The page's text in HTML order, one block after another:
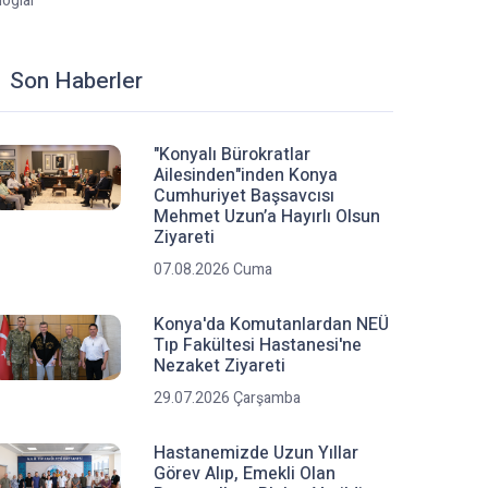
Son Haberler
"Konyalı Bürokratlar
Ailesinden"inden Konya
Cumhuriyet Başsavcısı
Mehmet Uzun’a Hayırlı Olsun
Ziyareti
07.08.2026 Cuma
Konya'da Komutanlardan NEÜ
Tıp Fakültesi Hastanesi'ne
Nezaket Ziyareti
29.07.2026 Çarşamba
Hastanemizde Uzun Yıllar
Görev Alıp, Emekli Olan